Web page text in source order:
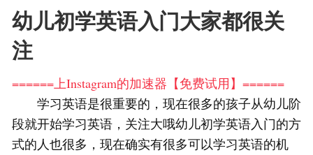
幼儿初学英语入门大家都很关
注
======上Instagram的加速器【免费试用】======
学习英语是很重要的，现在很多的孩子从幼儿阶
段就开始学习英语，关注大哦幼儿初学英语入门的方
式的人也很多，现在确实有很多可以学习英语的机